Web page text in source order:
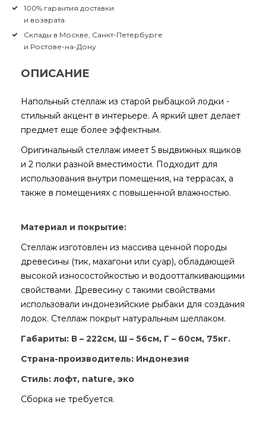
100% гарантия доставки
и возврата
Склады в Москве, Санкт-Петербурге
и Ростове-на-Дону
ОПИСАНИЕ
Напольный стеллаж из старой рыбацкой лодки -
стильный акцент в интерьере. А яркий цвет делает
предмет еще более эффектным.
Оригинальный стеллаж имеет 5 выдвижных ящиков
и 2 полки разной вместимости. Подходит для
использования внутри помещения, на террасах, а
также в помещениях с повышенной влажностью.
Материал и покрытие:
Стеллаж изготовлен из массива ценной породы
древесины (тик, махагони или суар), обладающей
высокой износостойкостью и водоотталкивающими
свойствами. Древесину с такими свойствами
использовали индонезийские рыбаки для создания
лодок. Стеллаж покрыт натуральным шеллаком.
Габариты: В – 222см, Ш – 56см, Г – 60см, 75кг.
Страна-производитель: Индонезия
Стиль: лофт, nature, эко
Сборка не требуется.